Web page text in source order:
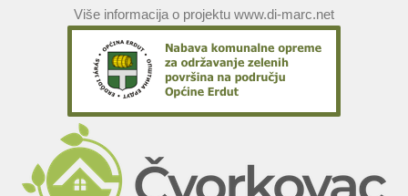
Više informacija o projektu www.di-marc.net